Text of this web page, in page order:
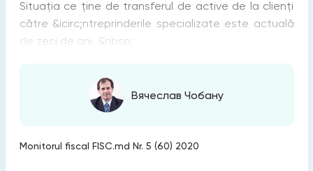
Situația ce ține de transferul de active de la clienți
către &icirc;ntreprinderile specializate este actuală
de zeci de ani. &nbsp;
Вячеслав Чобану
Monitorul fiscal FISC.md Nr. 5 (60) 2020